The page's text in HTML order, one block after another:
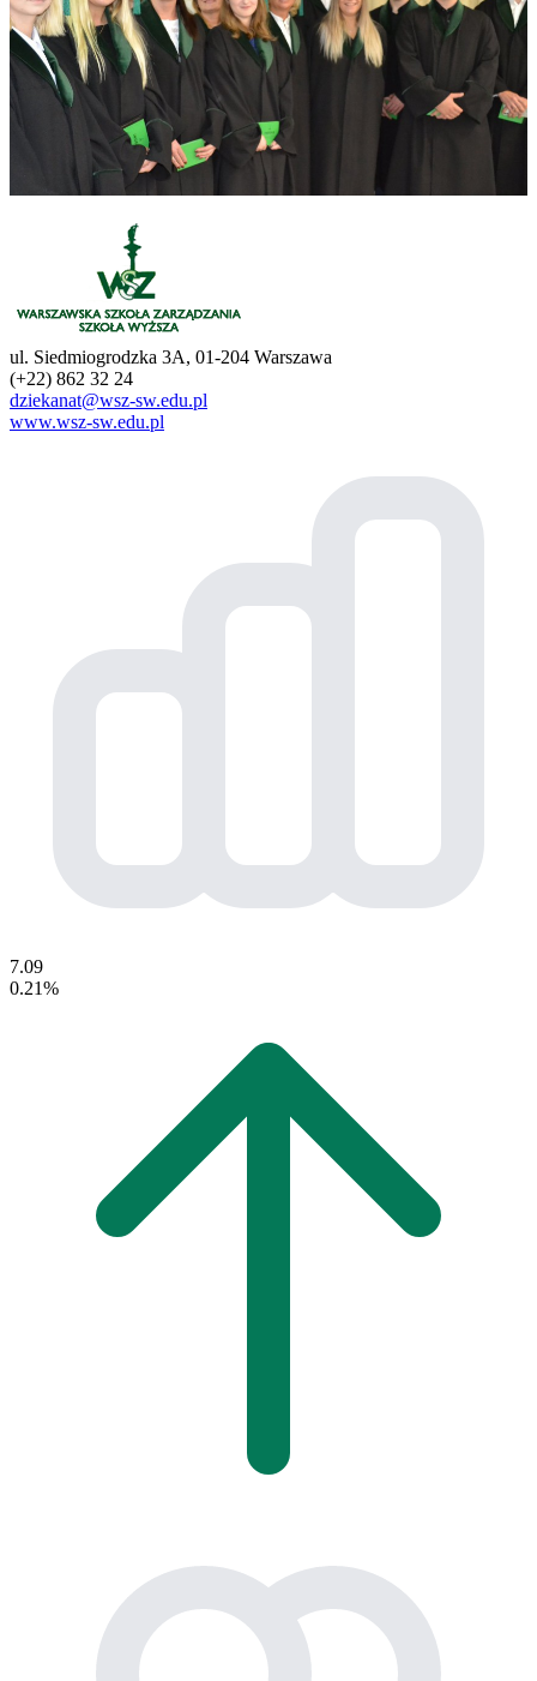
ul. Siedmiogrodzka 3A, 01-204 Warszawa
(+22) 862 32 24
dziekanat@wsz-sw.edu.pl
www.wsz-sw.edu.pl
7.09
0.21%